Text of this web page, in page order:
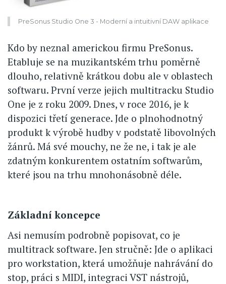
PreSonus Studio One 3 - Moderní a intuitivní DAW aplikace
Kdo by neznal americkou firmu PreSonus.
Etabluje se na muzikantském trhu poměrně
dlouho, relativně krátkou dobu ale v oblastech
softwaru. První verze jejich multitracku Studio
One je z roku 2009. Dnes, v roce 2016, je k
dispozici třetí generace. Jde o plnohodnotný
produkt k výrobě hudby v podstatě libovolných
žánrů. Má své mouchy, ne že ne, i tak je ale
zdatným konkurentem ostatním softwarům,
které jsou na trhu mnohonásobně déle.
Základní koncepce
Asi nemusím podrobně popisovat, co je
multitrack software. Jen stručně: Jde o aplikaci
pro workstation, která umožňuje nahrávání do
stop, práci s MIDI, integraci VST nástrojů,